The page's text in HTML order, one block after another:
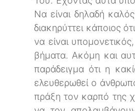
Να είναι δηλαδή
διακηρύττει κάποιος
να είναι
βήματα. Ακόμη και
παράδειγμα ότι η
ελευθερωθεί ο
πράξη τον καρπό της